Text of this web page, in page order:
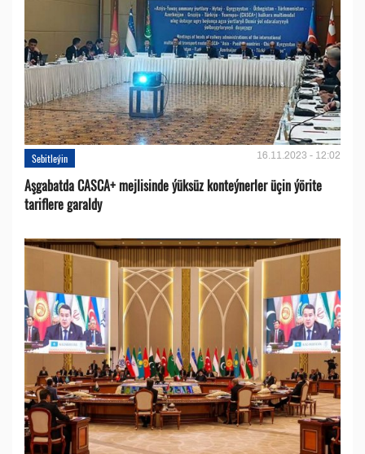
Sebitleýin 16.11.2023 - 12:02
Aşgabatda CASCA+ mejlisinde ýüksüz konteýnerler üçin ýörite
tariflere garaldy